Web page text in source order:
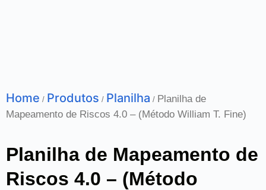
Home / Produtos / Planilha / Planilha de
Mapeamento de Riscos 4.0 – (Método William T. Fine)
Planilha de Mapeamento de
Riscos 4.0 – (Método